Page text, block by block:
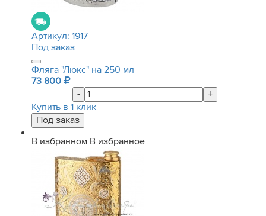
Артикул: 1917
Под заказ
Фляга "Люкс" на 250 мл
73 800
-
+
Купить в 1 клик
В избранном В избранное